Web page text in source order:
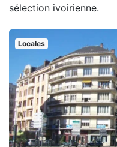
sélection ivoirienne.
Locales